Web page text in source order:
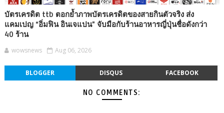
บัตรเครดิต ttb ตอกย้ำภาพบัตรเครดิตของสายกินตัวจริง ส่ง
แคมเปญ “อิ่มฟิน อินเจแปน” จับมือกับร้านอาหารญี่ปุ่นชื่อดังกว่า
40 ร้าน
wowsnews Aug 06, 2026
BLOGGER DISQUS FACEBOOK
NO COMMENTS: